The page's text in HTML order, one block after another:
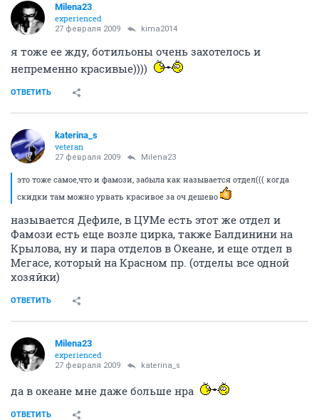
Milena23
experienced
27 февраля 2009 kima2014
я тоже ее жду, ботильоны очень захотелось и
непременно красивые))))
ОТВЕТИТЬ
katerina_s
veteran
27 февраля 2009 Milena23
это тоже самое,что и фамози, забыла как называется отдел((( когда
скидки там можно урвать красивое за оч дешево
называется Дефиле, в ЦУМе есть этот же отдел и
Фамози есть еще возле цирка, также Балдинини на
Крылова, ну и пара отделов в Океане, и еще отдел в
Мегасе, который на Красном пр. (отделы все одной
хозяйки)
ОТВЕТИТЬ
Milena23
experienced
27 февраля 2009 katerina_s
да в океане мне даже больше нра
ОТВЕТИТЬ